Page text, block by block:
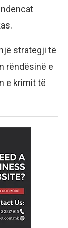
strategji të
rëndësinë e
e krimit të